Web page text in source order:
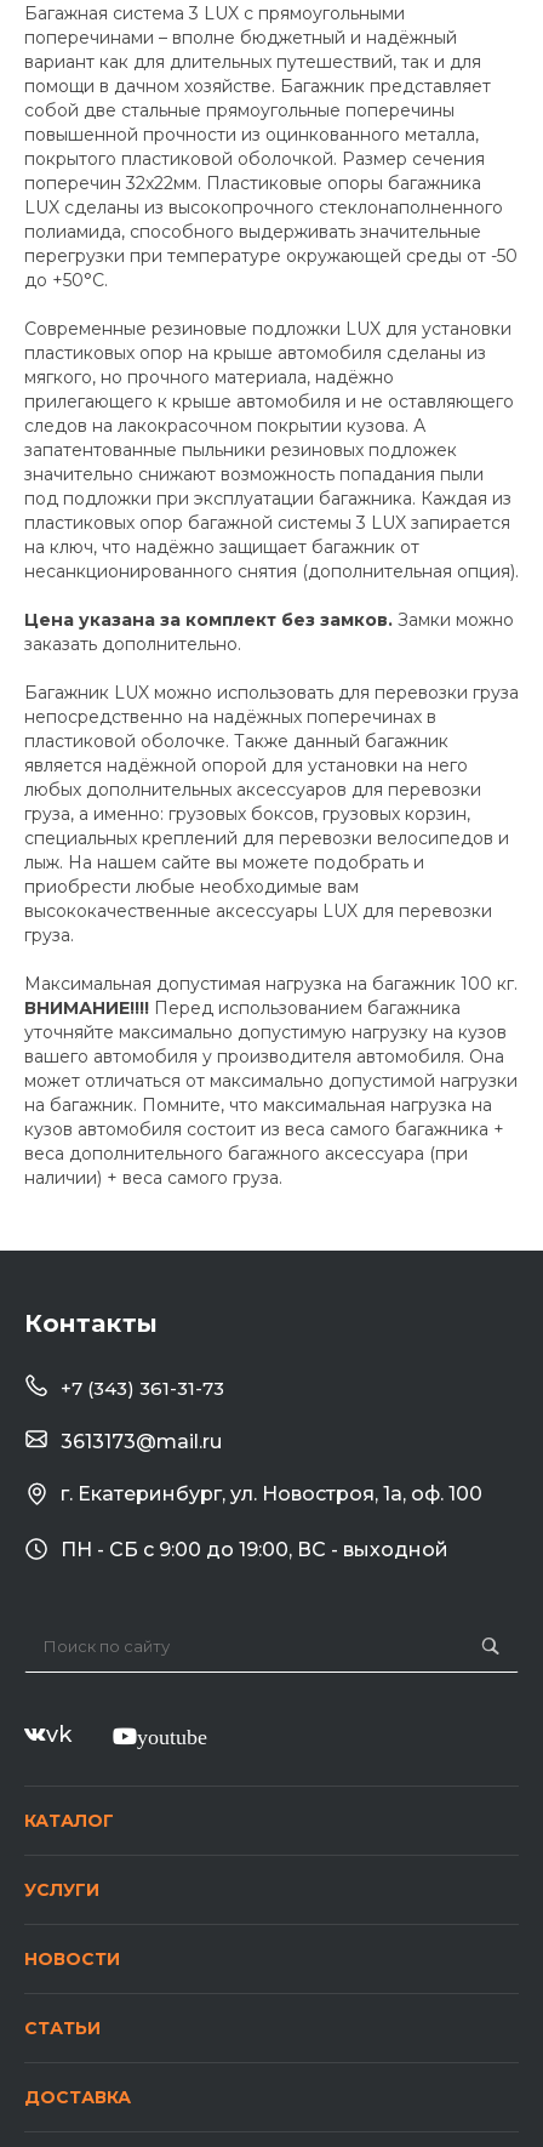
Багажная система 3 LUX с прямоугольными
поперечинами – вполне бюджетный и надёжный
вариант как для длительных путешествий, так и для
помощи в дачном хозяйстве. Багажник представляет
собой две стальные прямоугольные поперечины
повышенной прочности из оцинкованного металла,
покрытого пластиковой оболочкой. Размер сечения
поперечин 32х22мм. Пластиковые опоры багажника
LUX сделаны из высокопрочного стеклонаполненного
полиамида, способного выдерживать значительные
перегрузки при температуре окружающей среды от -50
до +50°C.
Современные резиновые подложки LUX для установки
пластиковых опор на крыше автомобиля сделаны из
мягкого, но прочного материала, надёжно
прилегающего к крыше автомобиля и не оставляющего
следов на лакокрасочном покрытии кузова. А
запатентованные пыльники резиновых подложек
значительно снижают возможность попадания пыли
под подложки при эксплуатации багажника. Каждая из
пластиковых опор багажной системы 3 LUX запирается
на ключ, что надёжно защищает багажник от
несанкционированного снятия (дополнительная опция).
Цена указана за комплект без замков. Замки можно
заказать дополнительно.
Багажник LUX можно использовать для перевозки груза
непосредственно на надёжных поперечинах в
пластиковой оболочке. Также данный багажник
является надёжной опорой для установки на него
любых дополнительных аксессуаров для перевозки
груза, а именно: грузовых боксов, грузовых корзин,
специальных креплений для перевозки велосипедов и
лыж. На нашем сайте вы можете подобрать и
приобрести любые необходимые вам
высококачественные аксессуары LUX для перевозки
груза.
Максимальная допустимая нагрузка на багажник 100 кг.
ВНИМАНИЕ!!!! Перед использованием багажника
уточняйте максимально допустимую нагрузку на кузов
вашего автомобиля у производителя автомобиля. Она
может отличаться от максимально допустимой нагрузки
на багажник. Помните, что максимальная нагрузка на
кузов автомобиля состоит из веса самого багажника +
веса дополнительного багажного аксессуара (при
наличии) + веса самого груза.
Контакты
+7 (343) 361-31-73
г. Екатеринбург, ул. Новостроя, 1а, оф. 100
3613173@mail.ru
ПН - СБ с 9:00 до 19:00, ВС - выходной
vk youtube
КАТАЛОГ
УСЛУГИ
НОВОСТИ
СТАТЬИ
ДОСТАВКА